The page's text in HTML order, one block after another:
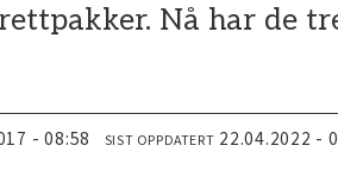
Nå har de
- 08:58 SIST OPPDATERT 22.04.2022 -